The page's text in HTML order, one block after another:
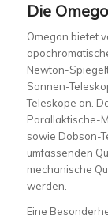
Die
Omegon bietet
Newton-
Sonnen-
Teleskope an.
Parallaktische-
sowie Dobson-
umfassenden
mechanische
werden.
Eine